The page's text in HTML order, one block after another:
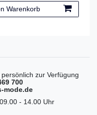
Warenkorb
zur Verfügung
700
mode.de
- 14.00 Uhr